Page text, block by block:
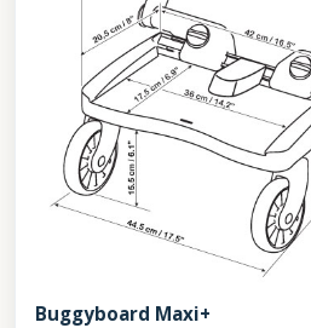
Buggyboard Maxi+